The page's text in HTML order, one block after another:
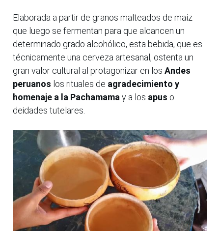
Elaborada a partir de granos malteados de maíz
que luego se fermentan para que alcancen un
determinado grado alcohólico, esta bebida, que es
técnicamente una cerveza artesanal, ostenta un
gran valor cultural al protagonizar en los Andes
peruanos los rituales de agradecimiento y
homenaje a la Pachamama y a los apus o
deidades tutelares.